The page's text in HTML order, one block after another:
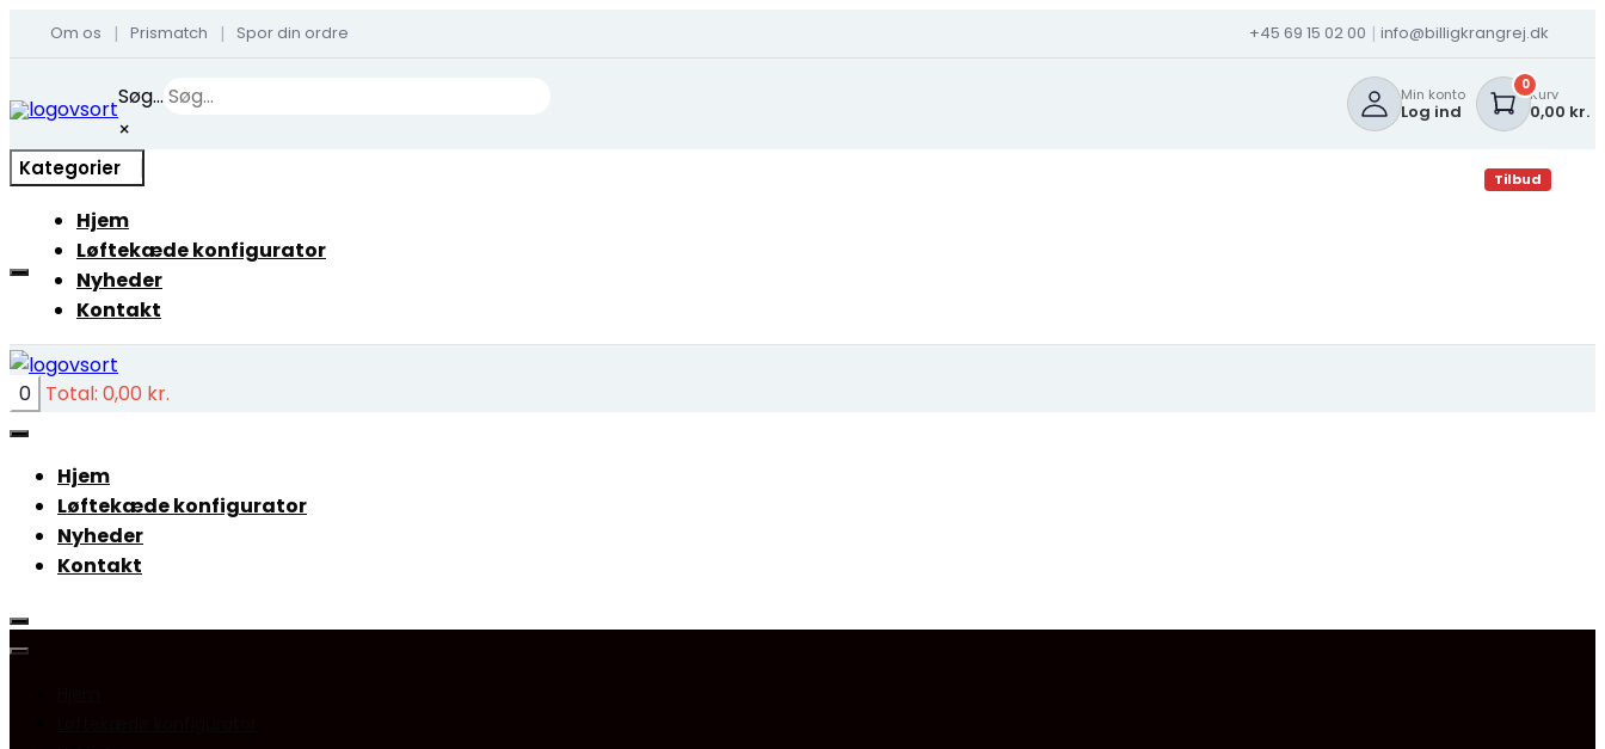
Om os | Prismatch | Spor din ordre +45 69 15 02 00 | info@billigkrangrej.dk
to
Søg...
×
Min konto
Log ind
0Kurv
0,00 kr.
Kategorier
Hjem
Løftekæde konfigurator
Nyheder
Kontakt
Tilbud
0 Total: 0,00 kr.
Hjem
Løftekæde konfigurator
Nyheder
Kontakt